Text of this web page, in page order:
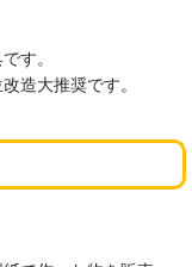
す。
造大推奨です。